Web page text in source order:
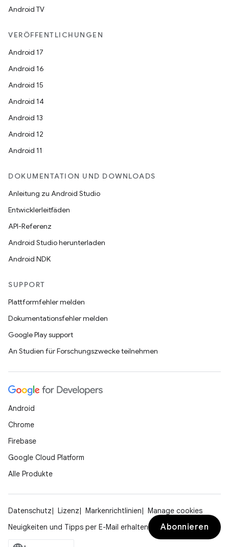
Android TV
VERÖFFENTLICHUNGEN
Android 17
Android 16
Android 15
Android 14
Android 13
Android 12
Android 11
DOKUMENTATION UND DOWNLOADS
Anleitung zu Android Studio
Entwicklerleitfäden
API-Referenz
Android Studio herunterladen
Android NDK
SUPPORT
Plattformfehler melden
Dokumentationsfehler melden
Google Play support
An Studien für Forschungszwecke teilnehmen
Android
Chrome
Firebase
Google Cloud Platform
Alle Produkte
Datenschutz Lizenz Markenrichtlinien
Manage cookies
Neuigkeiten und Tipps per E-Mail erhalten
Abonnieren